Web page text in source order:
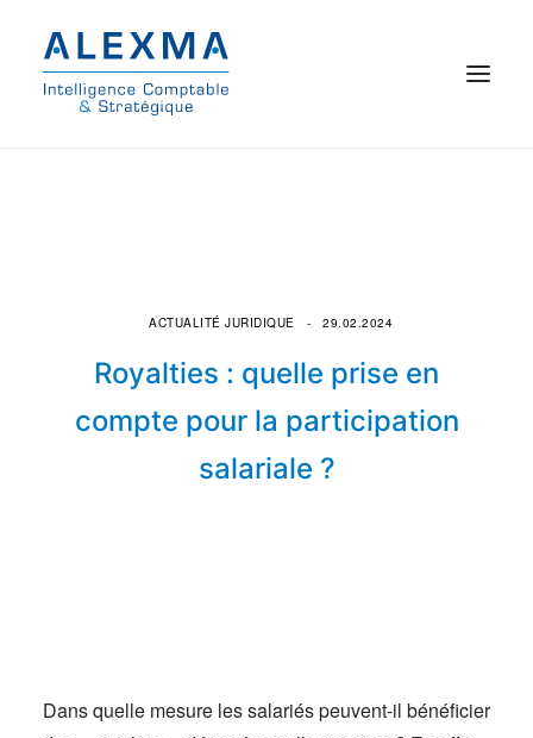
On parle de nous
Qui sommes-nous ?
© 2021 Alexma
Royalties : quelle prise en
compte pour la participation
salariale ?
29.02.2024
ACTUALITÉ JURIDIQUE
Dans quelle mesure les salariés peuvent-il bénéficier